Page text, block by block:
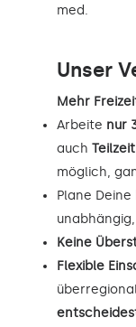
med.
Unser
Mehr
Arbeite nur
auch
möglich,
Plane
Keine
Flexible